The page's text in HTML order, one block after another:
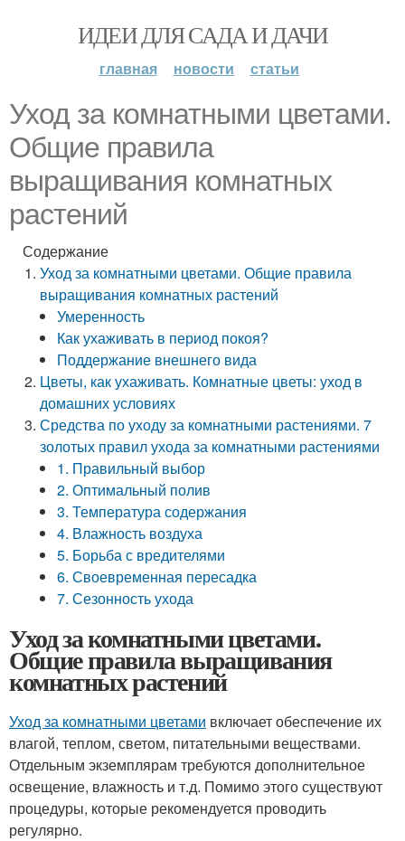
ИДЕИ ДЛЯ САДА И ДАЧИ
главная новости статьи
Уход за комнатными цветами.
Общие правила
выращивания комнатных
растений
Содержание
Уход за комнатными цветами. Общие правила
выращивания комнатных растений
Умеренность
Как ухаживать в период покоя?
Поддержание внешнего вида
Цветы, как ухаживать. Комнатные цветы: уход в
домашних условиях
Средства по уходу за комнатными растениями. 7
золотых правил ухода за комнатными растениями
1. Правильный выбор
2. Оптимальный полив
3. Температура содержания
4. Влажность воздуха
5. Борьба с вредителями
6. Своевременная пересадка
7. Сезонность ухода
Уход за комнатными цветами.
Общие правила выращивания
комнатных растений
Уход за комнатными цветами включает обеспечение их
влагой, теплом, светом, питательными веществами.
Отдельным экземплярам требуются дополнительное
освещение, влажность и т.д. Помимо этого существуют
процедуры, которые рекомендуется проводить
регулярно.